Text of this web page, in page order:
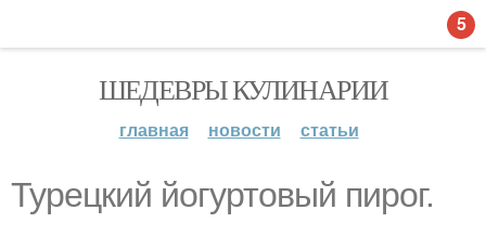
ШЕДЕВРЫ КУЛИНАРИИ
главная новости статьи
Турецкий йогуртовый пирог.
5